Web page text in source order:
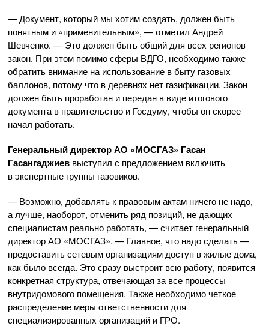
— Документ, который мы хотим создать, должен быть
понятным и «применительным», — отметил Андрей
Шевченко. — Это должен быть общий для всех регионов
закон. При этом помимо сферы ВДГО, необходимо также
обратить внимание на использование в быту газовых
баллонов, потому что в деревнях нет газификации. Закон
должен быть проработан и передан в виде итогового
документа в правительство и Госдуму, чтобы он скорее
начал работать.
Генеральный директорАО «МОСГАЗ» Гасан
Гасангаджиев выступил с предложением включить
в экспертные группы газовиков.
— Возможно, добавлять к правовым актам ничего не надо,
а лучше, наоборот, отменить ряд позиций, не дающих
специалистам реально работать, — считает генеральный
директорАО «МОСГАЗ». — Главное, что надо сделать —
предоставить сетевым организациям доступ в жилые дома,
как было всегда. Это сразу выстроит всю работу, появится
конкретная структура, отвечающая за все процессы
внутридомового помещения. Также необходимо четкое
распределение меры ответственности для
специализированных организаций и ГРО.